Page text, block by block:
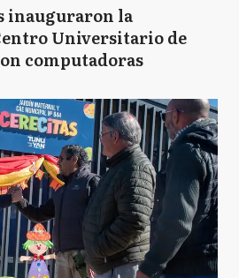
inauguraron la
Universitario de
computadoras